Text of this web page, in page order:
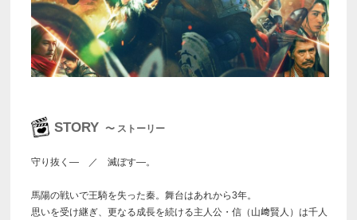
STORY 〜 ストーリー
守り抜く― ／ 滅ぼす―。
馬陽の戦いで王騎を失った秦。舞台はあれから3年。
思いを受け継ぎ、更なる成長を続ける主人公・信（山﨑賢人）は千人